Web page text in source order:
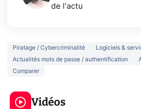
de l'actu
Piratage / Cybercriminalité
Logiciels &
Actualités mots de passe / authentification
Comparer
Vidéos
5 générations de
jeux dans la
prochaine Xbox !